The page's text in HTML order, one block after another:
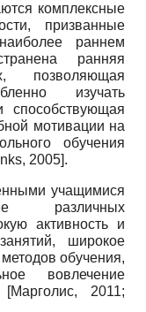
комплексные
призванные
раннем
ранняя
позволяющая
изучать
мотивации на
обучения
2005].
учащимися
различных
активность и
широкое
обучения,
вовлечение
[Марголис, 2011;